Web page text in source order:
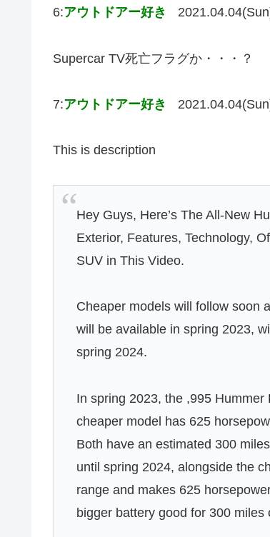
6:アウトドアー好き
Supercar TV死亡フラグか・・・？
7:アウトドアー好き
This is description
Hey Guys, Here’s The All-New
Exterior, Features, Technology,
SUV in This Video.
Cheaper models will follow soon
will be available in spring 2023,
spring 2024.
In spring 2023, the ,995
cheaper model has 625
Both have an estimated 300
until spring 2024, alongside the
range and makes 625
bigger battery good for 300 miles